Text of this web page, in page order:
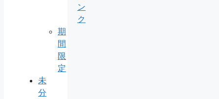
ン
ク
期
間
限
定
未
分